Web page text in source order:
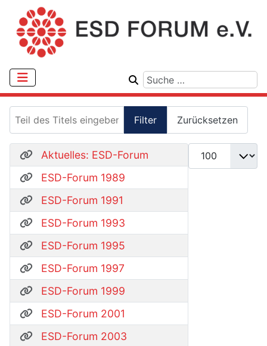
Filter Zurücksetzen
Anzeige #
Aktuelles: ESD-Forum
ESD-Forum 1989
ESD-Forum 1991
ESD-Forum 1993
ESD-Forum 1995
ESD-Forum 1997
ESD-Forum 1999
ESD-Forum 2001
ESD-Forum 2003